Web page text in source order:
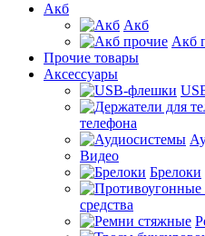
Акб
Акб
Акб
Прочие товары
Аксессуары
телефона
Видео
Брелоки
средства